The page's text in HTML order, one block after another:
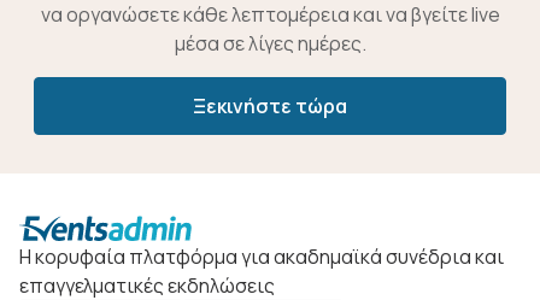
να οργανώσετε κάθε λεπτομέρεια και να βγείτε live
μέσα σε λίγες ημέρες.
Ξεκινήστε τώρα
Η κορυφαία πλατφόρμα για ακαδημαϊκά συνέδρια και
επαγγελματικές εκδηλώσεις